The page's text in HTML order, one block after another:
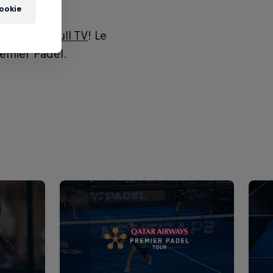
Red Bull TV! Le
Padel.